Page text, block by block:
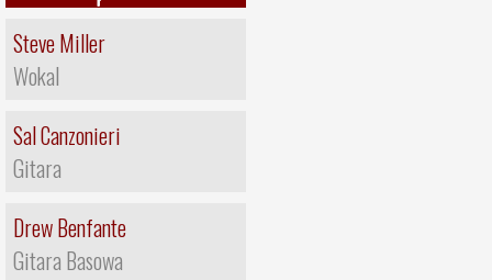
Steve Miller
Wokal
Sal Canzonieri
Gitara
Drew Benfante
Gitara Basowa